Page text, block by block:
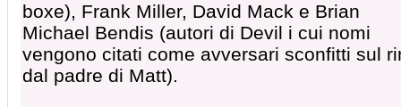
boxe), Frank Miller, David Mack e Brian
Michael Bendis (autori di Devil i cui nomi
vengono citati come avversari sconfitti sul
dal padre di Matt).